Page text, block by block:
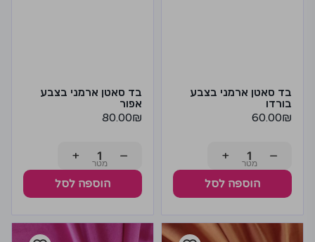
בד סאטן ארמני בצבע
בורדו
60.00₪
−
+
הוספה לסל
בד סאטן ארמני בצבע
אפור
80.00₪
−
+
הוספה לסל